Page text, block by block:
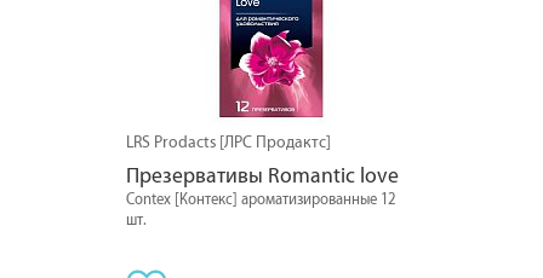
LRS Prodacts [ЛРС Продактс]
Презервативы Romantic love
Contex [Контекс] ароматизированные 12
шт.